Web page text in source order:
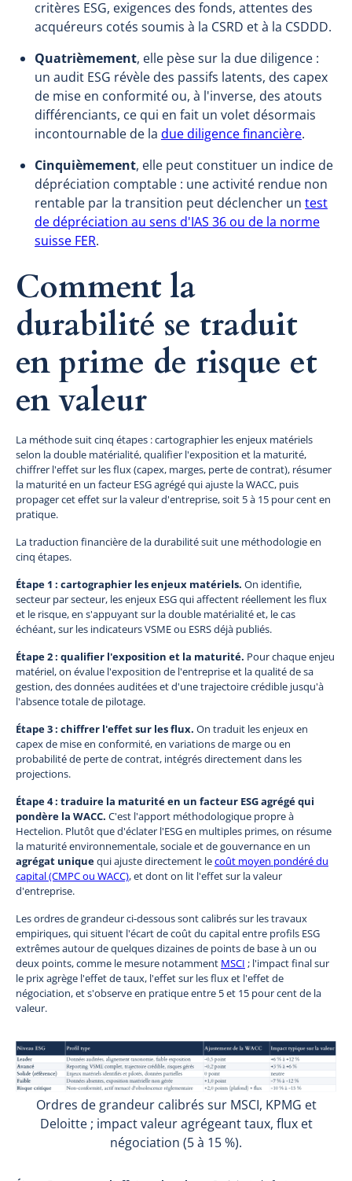
critères ESG, exigences des fonds, attentes des
acquéreurs cotés soumis à la CSRD et à la CSDDD.
Quatrièmement, elle pèse sur la due diligence :
un audit ESG révèle des passifs latents, des capex
de mise en conformité ou, à l'inverse, des atouts
différenciants, ce qui en fait un volet désormais
incontournable de la due diligence financière.
Cinquièmement, elle peut constituer un indice de
dépréciation comptable : une activité rendue non
rentable par la transition peut déclencher un test
de dépréciation au sens d'IAS 36 ou de la norme
suisse FER.
Comment la
durabilité se traduit
en prime de risque et
en valeur
La méthode suit cinq étapes : cartographier les enjeux matériels
selon la double matérialité, qualifier l'exposition et la maturité,
chiffrer l'effet sur les flux (capex, marges, perte de contrat), résumer
la maturité en un facteur ESG agrégé qui ajuste la WACC, puis
propager cet effet sur la valeur d'entreprise, soit 5 à 15 pour cent en
pratique.
La traduction financière de la durabilité suit une méthodologie en
cinq étapes.
Étape 1 : cartographier les enjeux matériels. On identifie,
secteur par secteur, les enjeux ESG qui affectent réellement les flux
et le risque, en s'appuyant sur la double matérialité et, le cas
échéant, sur les indicateurs VSME ou ESRS déjà publiés.
Étape 2 : qualifier l'exposition et la maturité. Pour chaque enjeu
matériel, on évalue l'exposition de l'entreprise et la qualité de sa
gestion, des données auditées et d'une trajectoire crédible jusqu'à
l'absence totale de pilotage.
Étape 3 : chiffrer l'effet sur les flux. On traduit les enjeux en
capex de mise en conformité, en variations de marge ou en
probabilité de perte de contrat, intégrés directement dans les
projections.
Étape 4 : traduire la maturité en un facteur ESG agrégé qui
pondère la WACC. C'est l'apport méthodologique propre à
Hectelion. Plutôt que d'éclater l'ESG en multiples primes, on résume
la maturité environnementale, sociale et de gouvernance en un
agrégat uniquequi ajuste directement lecoût moyen pondéré du
capital (CMPC ou WACC), et dont on lit l'effet sur la valeur
d'entreprise.
Les ordres de grandeur ci-dessous sont calibrés sur les travaux
empiriques, qui situent l'écart de coût du capital entre profils ESG
extrêmes autour de quelques dizaines de points de base à un ou
deux points, comme le mesure notamment MSCI ; l'impact final sur
le prix agrège l'effet de taux, l'effet sur les flux et l'effet de
négociation, et s'observe en pratique entre 5 et 15 pour cent de la
valeur.
Ordres de grandeur calibrés sur MSCI, KPMG et
Deloitte ; impact valeur agrégeant taux, flux et
négociation (5 à 15 %).